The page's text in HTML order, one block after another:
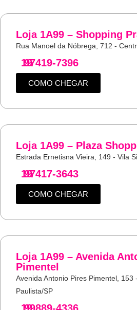
Loja 1A99 – Shopping
Rua Manoel da Nóbrega, 712 -
19
97419-7396
COMO CHEGAR
Loja 1A99 – Plaza
Estrada Ernetisna Vieira, 149 - Vila
19
97417-3643
COMO CHEGAR
Loja 1A99 – Avenida
Pimentel
Avenida Antonio Pires Pimentel, 153
Paulista/SP